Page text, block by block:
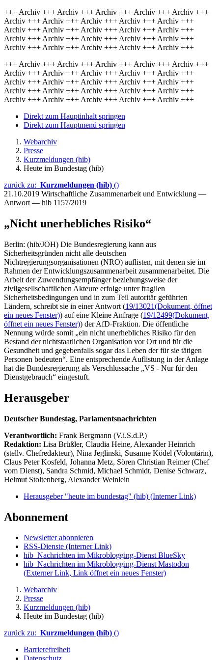
+++ Archiv +++ Archiv +++ Archiv +++ Archiv +++ Archiv +++
Archiv +++ Archiv +++ Archiv +++ Archiv +++ Archiv +++
Archiv +++ Archiv +++ Archiv +++ Archiv +++ Archiv +++
Archiv +++ Archiv +++ Archiv +++ Archiv +++ Archiv +++
Archiv +++ Archiv +++ Archiv +++ Archiv +++ Archiv +++
+++ Archiv +++ Archiv +++ Archiv +++ Archiv +++ Archiv +++
Archiv +++ Archiv +++ Archiv +++ Archiv +++ Archiv +++
Archiv +++ Archiv +++ Archiv +++ Archiv +++ Archiv +++
Archiv +++ Archiv +++ Archiv +++ Archiv +++ Archiv +++
Archiv +++ Archiv +++ Archiv +++ Archiv +++ Archiv +++
Direkt zum Hauptinhalt springen
Direkt zum Hauptmenü springen
Webarchiv
Presse
Kurzmeldungen (hib)
Heute im Bundestag (hib)
zurück zu: Kurzmeldungen (hib) ()
21.10.2019 Wirtschaftliche Zusammenarbeit und Entwicklung —
Antwort — hib 1157/2019
„Nicht unerhebliches Risiko“
Berlin: (hib/JOH) Die Bundesregierung kann aus
Sicherheitsgründen nicht alle deutschen
Nichtregierungsorganisationen (NRO) auflisten, mit denen sie im
Rahmen der Entwicklungszusammenarbeit zusammenarbeitet. Die
Arbeit der Zuwendungsempfänger beziehungsweise der
zivilgesellschaftlichen Akteure erfolge unter fragilen
Sicherheitsbedingungen und in zum Teil autoritär geführten
Ländern, schreibt sie in einer Antwort (19/13021(Dokument, öffnet
ein neues Fenster)) auf eine Kleine Anfrage (19/12499(Dokument,
öffnet ein neues Fenster)) der AfD-Fraktion. Die öffentliche
Nennung würde somit „ein nicht unerhebliches Risiko für den
Bestand der nichtstaatlichen Organisation vor Ort und für die
Gesundheit und gegebenfalls sogar das Leben der für sie tätigen
Personen bedeuten“. Eine entsprechende Auflistung in der Anlage
hat die Bundesregierung als Verschlussache „VS - Nur für den
Dienstgebrauch“ eingestuft.
Herausgeber
Deutscher Bundestag, Parlamentsnachrichten
Verantwortlich: Frank Bergmann (V.i.S.d.P.)
Redaktion: Lisa Brüßler, Claudia Heine, Alexander Heinrich
(stellv. Chefredakteur), Nina Jeglinski, Susanne Ködel (Volontärin),
Claus Peter Kosfeld, Johanna Metz, Sören Christian Reimer (Chef
vom Dienst), Sandra Schmid, Michael Schmidt, Denise Schwarz,
Helmut Stoltenberg, Alexander Weinlein
Herausgeber "heute im bundestag" (hib) (Interner Link)
Abonnement
Newsletter abonnieren
RSS-Dienste (Interner Link)
hib_Nachrichten im Mikroblogging-Dienst BlueSky
hib_Nachrichten im Mikroblogging-Dienst Mastodon
(Externer Link, Link öffnet ein neues Fenster)
Webarchiv
Presse
Kurzmeldungen (hib)
Heute im Bundestag (hib)
zurück zu: Kurzmeldungen (hib) ()
Barrierefreiheit